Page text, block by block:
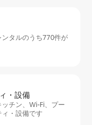
タルのうち770件が
・設⁠備
チン、Wi-Fi、プー
・設備です